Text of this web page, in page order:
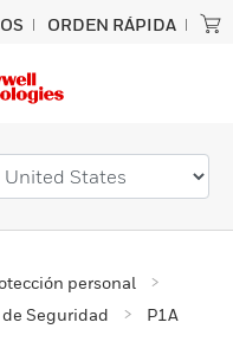
ORDEN RÁPIDA
personal
de Seguridad
P1A